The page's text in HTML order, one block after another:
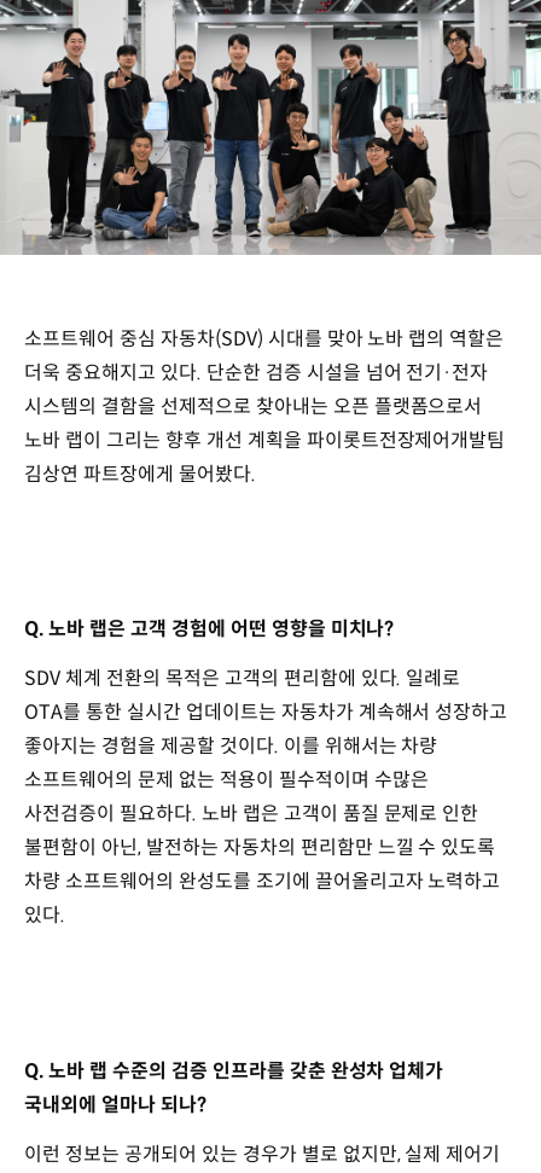
소프트웨어 중심 자동차(SDV) 시대를 맞아 노바 랩의 역할은
더욱 중요해지고 있다. 단순한 검증 시설을 넘어 전기·전자
시스템의 결함을 선제적으로 찾아내는 오픈 플랫폼으로서
노바 랩이 그리는 향후 개선 계획을 파이롯트전장제어개발팀
김상연 파트장에게 물어봤다.
Q. 노바 랩은 고객 경험에 어떤 영향을 미치나?
SDV 체계 전환의 목적은 고객의 편리함에 있다. 일례로
OTA를 통한 실시간 업데이트는 자동차가 계속해서 성장하고
좋아지는 경험을 제공할 것이다. 이를 위해서는 차량
소프트웨어의 문제 없는 적용이 필수적이며 수많은
사전검증이 필요하다. 노바 랩은 고객이 품질 문제로 인한
불편함이 아닌, 발전하는 자동차의 편리함만 느낄 수 있도록
차량 소프트웨어의 완성도를 조기에 끌어올리고자 노력하고
있다.
Q. 노바 랩 수준의 검증 인프라를 갖춘 완성차 업체가
국내외에 얼마나 되나?
이런 정보는 공개되어 있는 경우가 별로 없지만, 실제 제어기